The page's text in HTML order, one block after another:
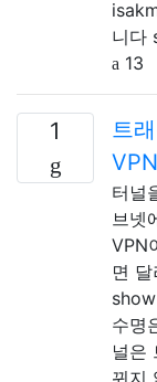
니다
13
1
트
터널
브넷
VPN
면
수명
널은
뀌지